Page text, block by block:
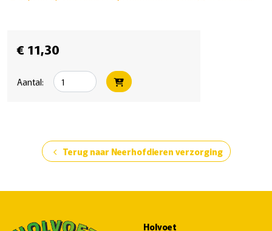
€ 11,30
Aantal:
chevron_left Terug naar Neerhofdieren verzorging
Holvoet